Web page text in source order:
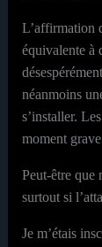
L’affirmation
équivalente à
néanmoins
s’installer.
moment
Peut-être que
surtout si
Je m’étais